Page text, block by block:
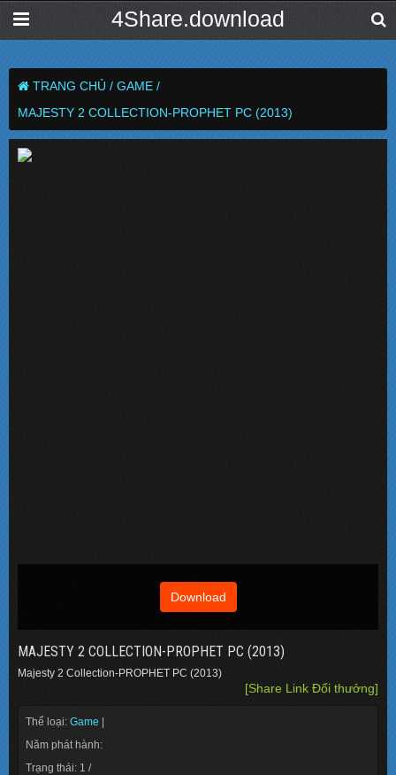
4Share.download
TRANG CHỦ / GAME /
MAJESTY 2 COLLECTION-PROPHET PC (2013)
Download
MAJESTY 2 COLLECTION-PROPHET PC (2013)
Majesty 2 Collection-PROPHET PC (2013)
[Share Link Đổi thưởng]
Thể loại: Game
Năm phát hành:
Trạng thái: 1 /